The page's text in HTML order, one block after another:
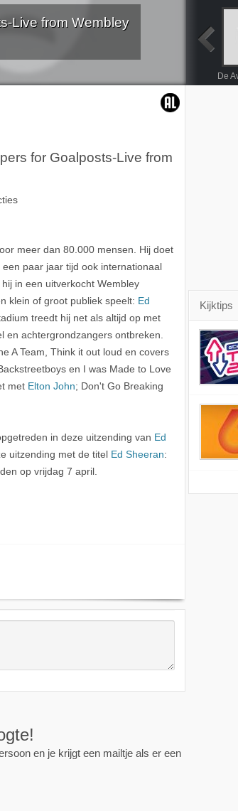
Live from Wembley
for Goalposts-Live from
meer dan 80.000 mensen. Hij doet
een paar jaar tijd ook internationaal
in een uitverkocht Wembley
klein of groot publiek speelt: Ed
treedt hij net als altijd op met
en achtergrondzangers ontbreken.
A Team, Think it out loud en covers
en I was Made to Love
met Elton John; Don't Go Breaking
in deze uitzending van Ed
uitzending met de titel Ed Sheeran:
op vrijdag 7 april.
Kijktips
en je krijgt een mailtje als er een